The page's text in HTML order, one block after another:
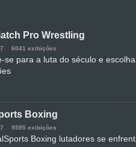
Pro Wrestling
6041 exibições
se para a luta do século e
Boxing
9595 exibições
Boxing lutadores se